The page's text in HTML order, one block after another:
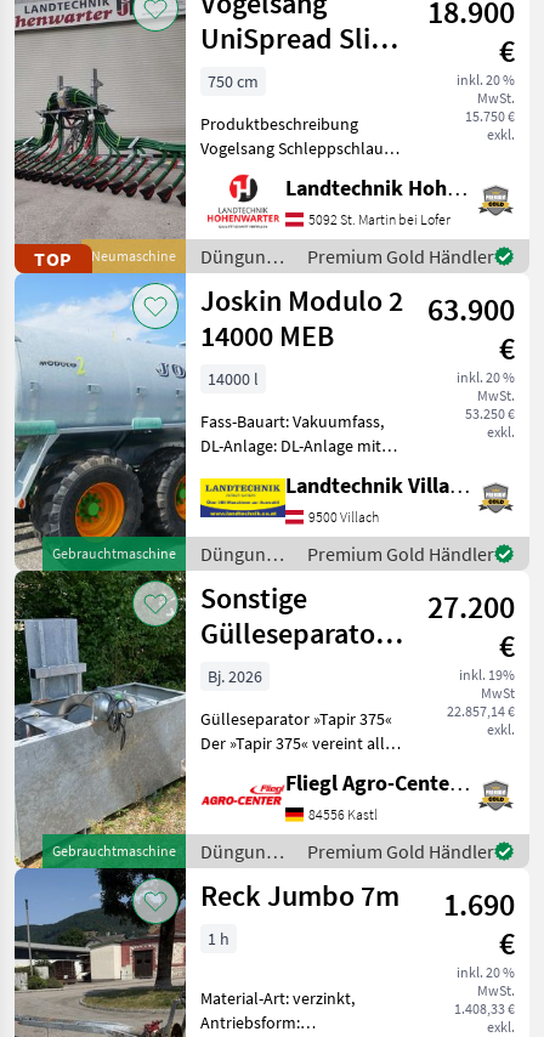
MARKTPLATZ
Marktplatz Händlerangebote
TOP Neumaschine
UniSpread Slide
7,5m (14546)
18.900
€
inkl. 20 %
MwSt.
15.750 €
exkl.
750 cm
Produktbeschreibung
Vogelsang Schleppschlauch
UniSpread Slide Ich freue
mich, Ihnen im
Maschinenzentrum St.
Martin den Vogelsang
Schleppschlauch UniSpread
Slide aus
Landtechnik Hohenwarter GmbH
5092 St. Martin bei Lofer
Düngung
und
Beregnung
/
Vogelsang
Premium Gold Händler
Gebrauchtmaschine
Joskin Modulo 2
14000 MEB
63.900
€
inkl. 20 %
MwSt.
53.250 €
exkl.
14000 l
Fass-Bauart: Vakuumfass,
DL-Anlage: DL-Anlage mit
Breitverteiler, hydr.
Stützfuß, gefedertes
Achsaggregat, hydr.
sperrbare Achse,
Druckluftbremse, Gefedert
Landtechnik Villach GmbH
9500 Villach
Düngung
und
Beregnung
/ Joskin
Premium Gold Händler
Gebrauchtmaschine
Sonstige
Gülleseparator
»Tapir 375« - im
Komplettset (mi
27.200
€
inkl. 19%
MwSt
22.857,14 €
exkl.
Bj. 2026
Gülleseparator »Tapir 375«
Der »Tapir 375« vereint alle
Separators mit denen eines
Pressschneckenprinzips. Ein
vergrößertes Sieb mit
Fliegl Agro-Center GmbH
84556 Kastl
Düngung
und
Beregnung
Premium Gold Händler
Reck Jumbo 7m
1.690
€
inkl. 20 %
MwSt.
1.408,33 €
exkl.
1 h
Material-Art: verzinkt,
Antriebsform: